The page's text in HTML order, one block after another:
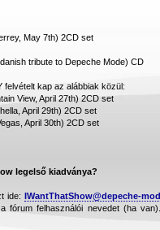
May 7th) 2CD set
tribute to Depeche Mode) CD
kap az alábbiak közül:
View, April 27th) 2CD set
April 29th) 2CD set
April 30th) 2CD set
legelső kiadványa?
ide: IWantThatShow@depeche-
fórum felhasználói nevedet (ha